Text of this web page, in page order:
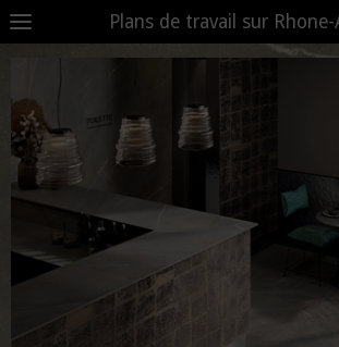
Plans de travail sur Rhone-